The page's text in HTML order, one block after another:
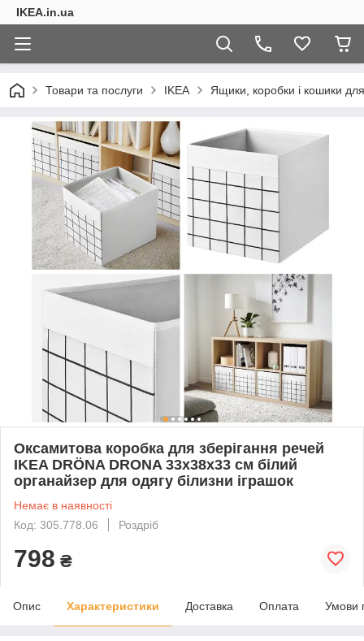
IKEA.in.ua
Товари та послуги IKEA Ящики, коробки і кошики
Оксамитова коробка для зберігання речей
IKEA DRÖNA DRONA 33x38x33 см білий
органайзер для одягу білизни іграшок
Немає в наявності
Код: 305.778.06
Роздріб
798 ₴
Опис Характеристики Доставка Оплата Умови